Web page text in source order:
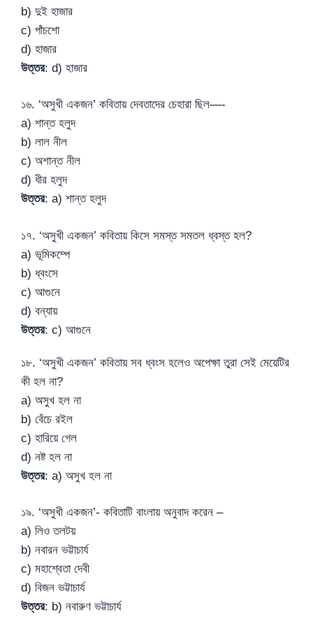
b) দুই হাজার
c) পাঁচশো
d) হাজার
উত্তর: d) হাজার
১৬. ‘অসুখী একজন’ কবিতায় দেবতাদের চেহারা ছিল—-
a) শান্ত হলুদ
b) লাল নীল
c) অশান্ত নীল
d) ধীর হলুদ
উত্তর: a) শান্ত হলুদ
১৭. ‘অসুখী একজন’ কবিতায় কিসে সমস্ত সমতল ধ্বস্ত হল?
a) ভূমিকম্পে
b) ধ্বংসে
c) আগুনে
d) বন্যায়
উত্তর: c) আগুনে
১৮. ‘অসুখী একজন’ কবিতায় সব ধ্বংস হলেও অপেক্ষা তুরা সেই মেয়েটির
কী হল না?
a) অসুখ হল না
b) বেঁচে রইল
c) হারিয়ে গেল
d) নষ্ট হল না
উত্তর: a) অসুখ হল না
১৯. ‘অসুখী একজন’- কবিতাটি বাংলায় অনুবাদ করেন –
a) লিও তলটয়
b) নবারন ভট্টাচার্য
c) মহাশ্বেতা দেবী
d) বিজন ভট্টাচার্য
উত্তর: b) নবারুণ ভট্টাচার্য